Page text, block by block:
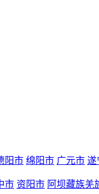
阳市 绵阳市 广元市 遂
市 资阳市 阿坝藏族羌